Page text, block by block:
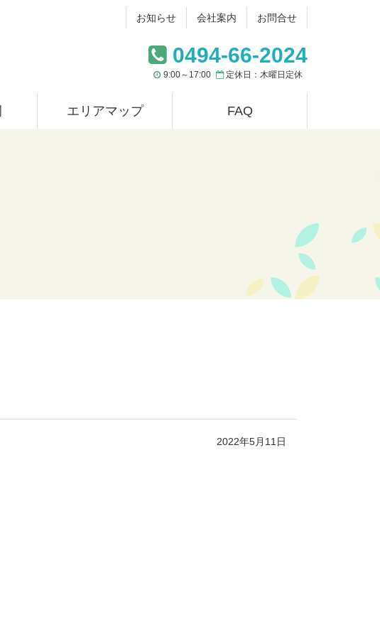
0494-66-2024
9:00～17:00 定休日：木曜日定休
お知らせ 会社案内 お問合せ
エリアマップ FAQ
2022年5月11日